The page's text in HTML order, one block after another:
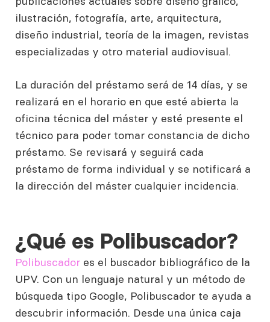
ilustración, fotografía, arte, arquitectura,
diseño industrial, teoría de la imagen, revistas
especializadas y otro material audiovisual.
La duración del préstamo será de 14 días, y se
realizará en el horario en que esté abierta la
oficina técnica del máster y esté presente el
técnico para poder tomar constancia de dicho
préstamo. Se revisará y seguirá cada
préstamo de forma individual y se notificará a
la dirección del máster cualquier incidencia.
¿Qué es Polibuscador?
Polibuscador es el buscador bibliográfico de la
UPV. Con un lenguaje natural y un método de
búsqueda tipo Google, Polibuscador te ayuda a
descubrir información. Desde una única caja